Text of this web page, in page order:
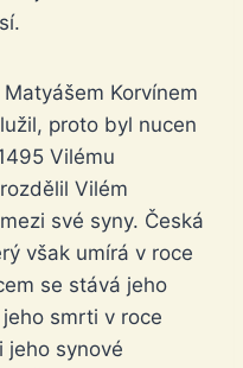
Korvínem
proto byl nucen
Vilému
Vilém
své syny. Česká
však umírá v roce
se stává jeho
smrti v roce
jeho synové